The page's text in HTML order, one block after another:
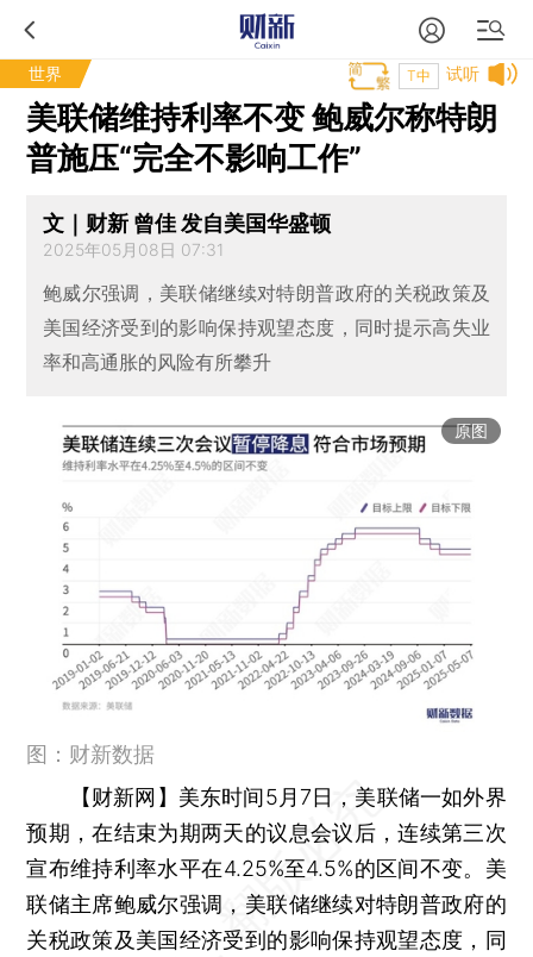
世界 试听
T中
美联储维持利率不变 鲍威尔称特朗
普施压“完全不影响工作”
文｜财新 曾佳 发自美国华盛顿
2025年05月08日 07:31
鲍威尔强调，美联储继续对特朗普政府的关税政策及
美国经济受到的影响保持观望态度，同时提示高失业
率和高通胀的风险有所攀升
原图
图：财新数据
【财新网】 美东时间5月7日，美联储一如外界
预期，在结束为期两天的议息会议后，连续第三次
宣布维持利率水平在4.25%至4.5%的区间不变。美
联储主席鲍威尔强调，美联储继续对特朗普政府的
关税政策及美国经济受到的影响保持观望态度，同